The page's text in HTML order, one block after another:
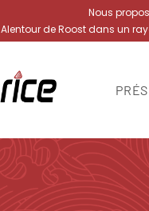
Nous
Alentour de Roost dans un